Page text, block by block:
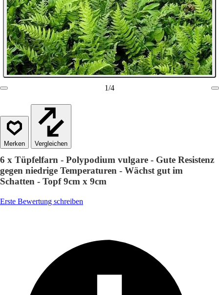
1/4
Vergleichen
6 x Tüpfelfarn - Polypodium vulgare - Gute Resistenz
gegen niedrige Temperaturen - Wächst gut im
Schatten - Topf 9cm x 9cm
Erste Bewertung schreiben